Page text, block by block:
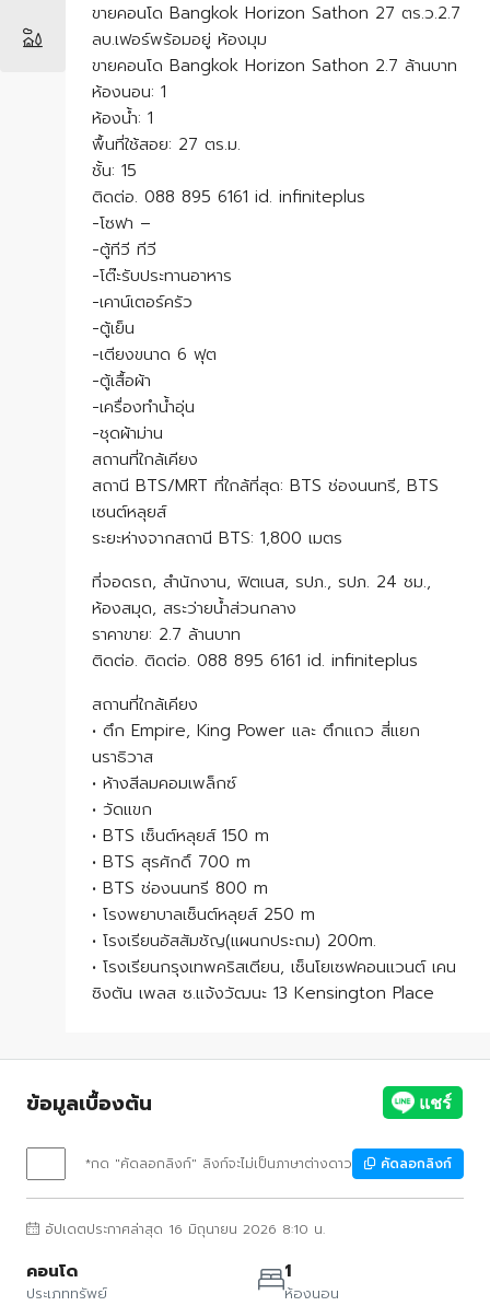
ขายคอนโด Bangkok Horizon Sathon 27 ตร.ว.2.7
ลบ.เฟอร์พร้อมอยู่ ห้องมุม
ขายคอนโด Bangkok Horizon Sathon 2.7 ล้านบาท
ห้องนอน: 1
ห้องน้ำ: 1
พื้นที่ใช้สอย: 27 ตร.ม.
ชั้น: 15
ติดต่อ. 088 895 6161 id. infiniteplus
-โซฟา –
-ตู้ทีวี ทีวี
-โต๊ะรับประทานอาหาร
-เคาน์เตอร์ครัว
-ตู้เย็น
-เตียงขนาด 6 ฟุต
-ตู้เสื้อผ้า
-เครื่องทำน้ำอุ่น
-ชุดผ้าม่าน
สถานที่ใกล้เคียง
สถานี BTS/MRT ที่ใกล้ที่สุด: BTS ช่องนนทรี, BTS
เซนต์หลุยส์
ระยะห่างจากสถานี BTS: 1,800 เมตร
ที่จอดรถ, สำนักงาน, ฟิตเนส, รปภ., รปภ. 24 ชม.,
ห้องสมุด, สระว่ายน้ำส่วนกลาง
ราคาขาย: 2.7 ล้านบาท
ติดต่อ. ติดต่อ. 088 895 6161 id. infiniteplus
สถานที่ใกล้เคียง
• ตึก Empire, King Power และ ตึกแถว สี่แยก
นราธิวาส
• ห้างสีลมคอมเพล็กซ์
• วัดแขก
• BTS เซ็นต์หลุยส์ 150 m
• BTS สุรศักดิ์ 700 m
• BTS ช่องนนทรี 800 m
• โรงพยาบาลเซ็นต์หลุยส์ 250 m
• โรงเรียนอัสสัมชัญ(แผนกประถม) 200m.
• โรงเรียนกรุงเทพคริสเตียน, เซ็นโยเซฟคอนแวนต์ เคน
ซิงตัน เพลส ซ.แจ้งวัฒนะ 13 Kensington Place
ข้อมูลเบื้องต้น
*กด "คัดลอกลิงก์" ลิงก์จะไม่เป็นภาษาต่างดาว คัดลอกลิงก์
อัปเดตประกาศล่าสุด 16 มิถุนายน 2026 8:10 น.
คอนโด
ประเภททรัพย์
1
ห้องนอน